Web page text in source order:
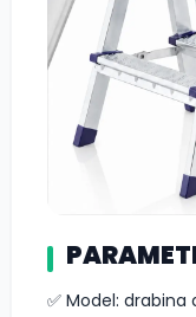
✅ Model: